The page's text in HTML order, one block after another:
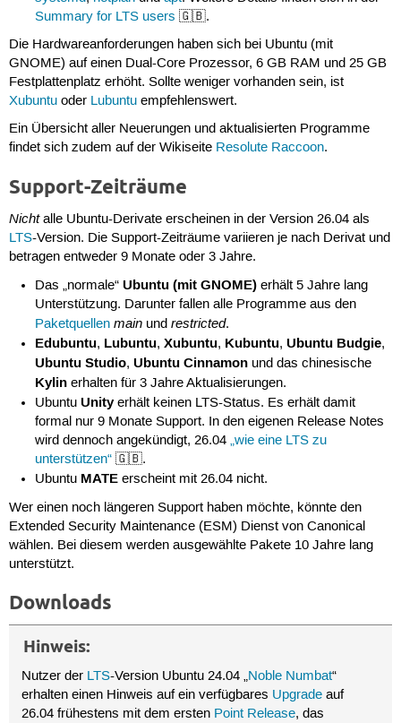
Summary for LTS users 🇬🇧.
Die Hardwareanforderungen haben sich bei Ubuntu (mit
GNOME) auf einen Dual-Core Prozessor, 6 GB RAM und 25 GB
Festplattenplatz erhöht. Sollte weniger vorhanden sein, ist
Xubuntuoder Lubuntuempfehlenswert.
Ein Übersicht aller Neuerungen und aktualisierten Programme
findet sich zudem auf der Wikiseite Resolute Raccoon.
Support-Zeiträume
Nichtalle Ubuntu-Derivate erscheinen in der Version 26.04 als
LTS-Version. Die Support-Zeiträume variieren je nach Derivat und
betragen entweder 9 Monate oder 3 Jahre.
Das „normale“Ubuntu (mit GNOME) erhält 5 Jahre lang
Unterstützung. Darunter fallen alle Programme aus den
Paketquellen main undrestricted.
Edubuntu, Lubuntu,Xubuntu, Kubuntu,Ubuntu Budgie,
Ubuntu Studio,Ubuntu Cinnamon und das chinesische
Kylin erhalten für 3 Jahre Aktualisierungen.
UbuntuUnity erhält keinen LTS-Status. Es erhält damit
formal nur 9 Monate Support. In den eigenen Release Notes
wird dennoch angekündigt, 26.04„wie eine LTS zu
unterstützen“ 🇬🇧.
Ubuntu MATE erscheint mit 26.04 nicht.
Wer einen noch längeren Support haben möchte, könnte den
Extended Security Maintenance (ESM) Dienst von Canonical
wählen. Bei diesem werden ausgewählte Pakete 10 Jahre lang
unterstützt.
Downloads
Hinweis:
Nutzer der LTS-Version Ubuntu 24.04 „Noble Numbat“
erhalten einen Hinweis auf ein verfügbares Upgrade auf
26.04 frühestens mit dem ersten Point Release, das